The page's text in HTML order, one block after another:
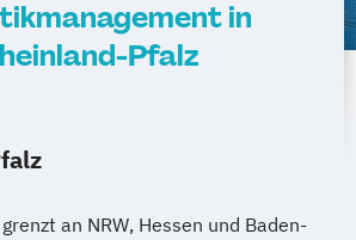
in
Pfalz
an NRW, Hessen und Baden-